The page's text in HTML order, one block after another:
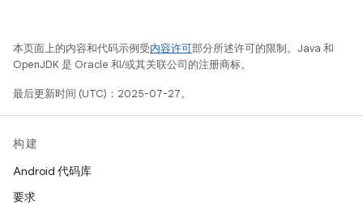
本页面上的内容和代码示例受内容许可部分所述许可的限制。Java 和
OpenJDK 是 Oracle 和/或其关联公司的注册商标。
最后更新时间 (UTC)：2025-07-27。
构建
Android 代码库
要求